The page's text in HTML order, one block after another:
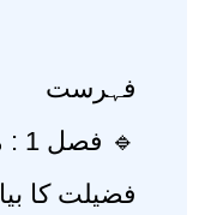
فہرست
فضیلت کا